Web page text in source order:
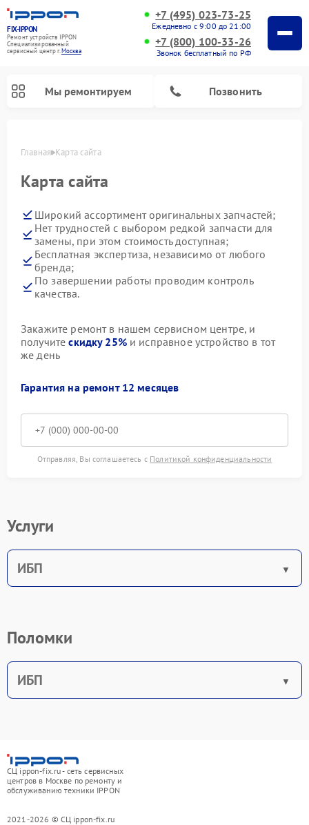
FIX-IPPON
Ремонт устройств IPPON
Специализированный
cервисный центр г.Москва
+7 (495) 023-73-25
Ежедневно с 9:00 до 21:00
+7 (800) 100-33-26
Звонок бесплатный по РФ
Мы ремонтируем Позвонить
Главная Карта сайта
Карта сайта
Широкий ассортимент оригинальных запчастей;
Нет трудностей с выбором редкой запчасти для
замены, при этом стоимость доступная;
Бесплатная экспертиза, независимо от любого
бренда;
По завершении работы проводим контроль
качества.
Закажите ремонт в нашем сервисном центре, и
получитескидку 25%и исправное устройство в тот
же день
Гарантия на ремонт 12 месяцев
Отправляя, Вы соглашаетесь с Политикой конфиденциальности
Услуги
ИБП
Поломки
ИБП
СЦ ippon-fix.ru - сеть сервисных
центров в Москве по ремонту и
обслуживанию техники IPPON
2021-2026 © СЦ ippon-fix.ru